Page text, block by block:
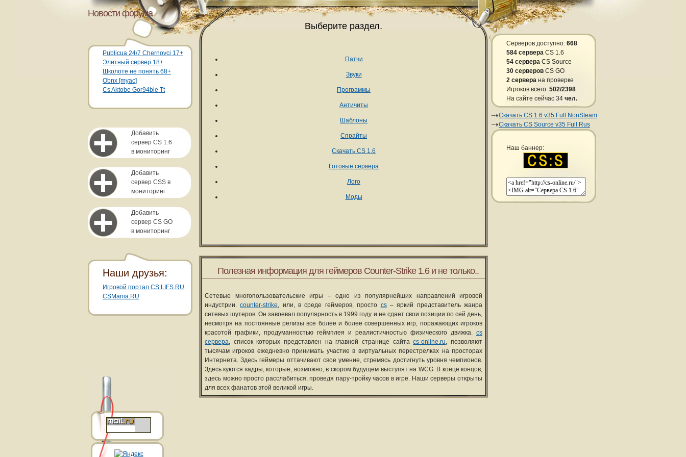
Новости форума
Publicua 24/7 Chernovci 17+
Элитный сервер 18+
Школоте не понять 68+
Obnx [myac]
Cs Aktobe Gor94bie Tt
Добавить
сервер CS 1.6
в мониторинг
Добавить
сервер CSS в
мониторинг
Добавить
сервер CS GO
в мониторинг
Серверов доступно: 668
584 сервера CS 1.6
54 сервера CS Source
30 серверов CS GO
2 сервера на проверке
Игроков всего: 502/2398
На сайте сейчас 34 чел.
Скачать CS 1.6 v35 Full NonSteam
Скачать CS Source v35 Full Rus
Наш баннер:
Выберите раздел.
Патчи
Звуки
Программы
Античиты
Шаблоны
Спрайты
Скачать CS 1.6
Готовые сервера
Лого
Моды
Полезная информация для геймеров Counter-Strike 1.6 и не только..
Сетевые многопользовательские игры – одно из популярнейших направлений игровой
индустрии.counter-strike, или, в среде геймеров, просто cs– яркий представитель жанра
сетевых шутеров. Он завоевал популярность в 1999 году и не сдает свои позиции по сей день,
несмотря на постоянные релизы все более и более совершенных игр, поражающих игроков
красотой графики, продуманностью геймплея и реалистичностью физического движка. cs
сервера, список которых представлен на главной странице сайтаcs-online.ru, позволяют
тысячам игроков ежедневно принимать участие в виртуальных перестрелках на просторах
Интернета. Здесь геймеры оттачивают свое умение, стремясь достигнуть уровня чемпионов.
Здесь куются кадры, которые, возможно, в скором будущем выступят на WCG. В конце концов,
здесь можно просто расслабиться, проведя пару-тройку часов в игре. Наши серверы открыты
для всех фанатов этой великой игры.
Наши друзья:
Игровой портал CS.LIFS.RU
CSMania.RU